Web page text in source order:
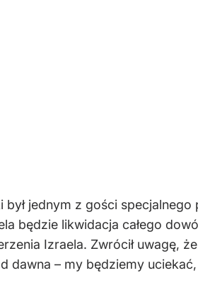
jednym z gości
będzie likwidacja całego
Izraela. Zwrócił uwagę,
– my będziemy